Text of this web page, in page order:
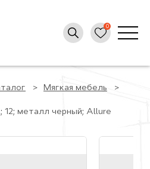
Мягкая мебель
12; металл черный; Allure